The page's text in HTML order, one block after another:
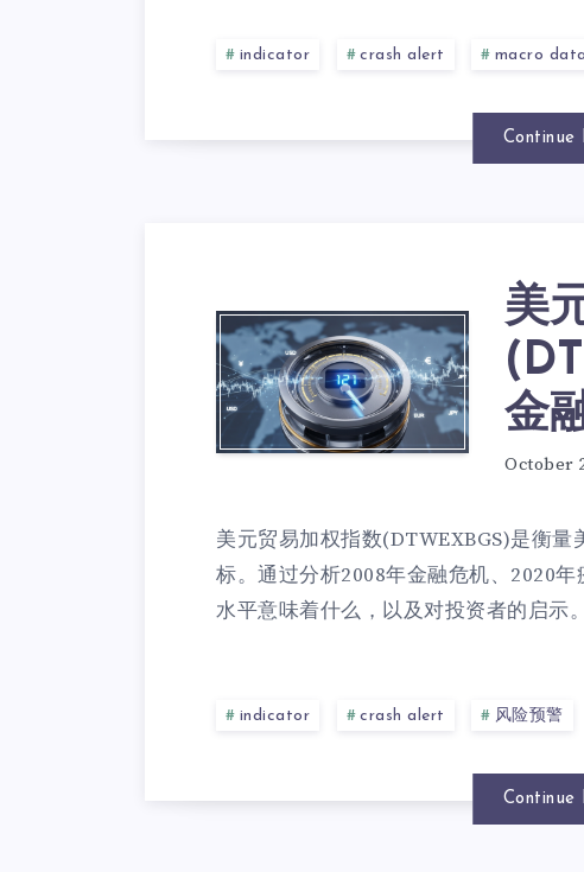
indicator crash alert macro data
Continue
美
金
October
美元贸易加权指数(DTWEXBGS)是衡
标。通过分析2008年金融危机、2020
水平意味着什么，以及对投资者的启示
indicator crash alert 风险预警
Continue